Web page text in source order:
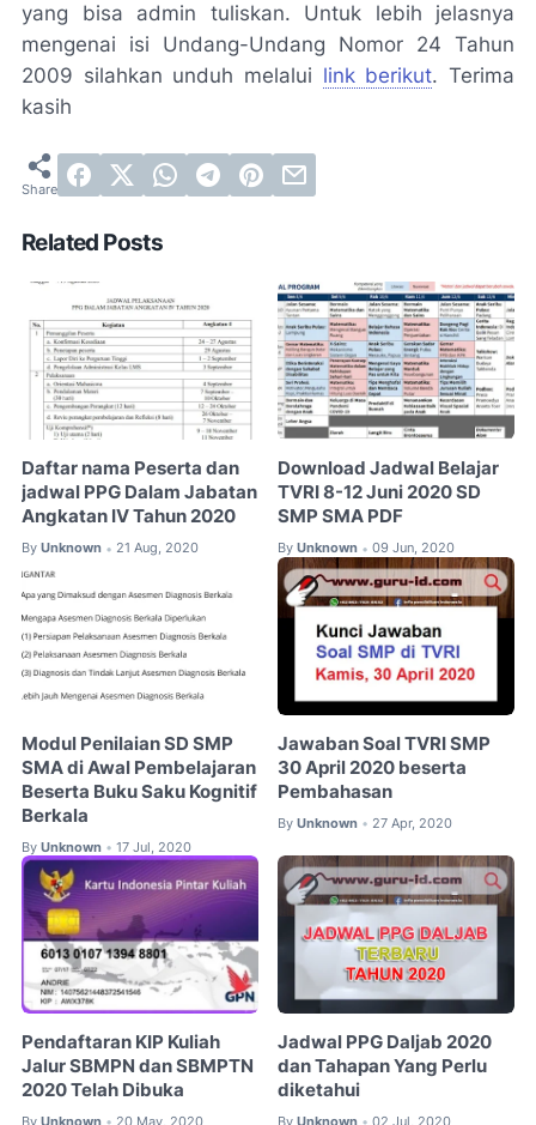
yang bisa admin tuliskan. Untuk lebih jelasnya
mengenai isi Undang-Undang Nomor 24 Tahun
2009 silahkan unduh melalui link berikut. Terima
kasih
Related Posts
Daftar nama Peserta dan
jadwal PPG Dalam Jabatan
Angkatan IV Tahun 2020
By Unknown • 21 Aug, 2020
Download Jadwal Belajar
TVRI 8-12 Juni 2020 SD
SMP SMA PDF
By Unknown • 09 Jun, 2020
Modul Penilaian SD SMP
SMA di Awal Pembelajaran
Beserta Buku Saku Kognitif
Berkala
By Unknown • 17 Jul, 2020
Jawaban Soal TVRI SMP
30 April 2020 beserta
Pembahasan
By Unknown • 27 Apr, 2020
Pendaftaran KIP Kuliah
Jalur SBMPN dan SBMPTN
2020 Telah Dibuka
By Unknown 20 May, 2020
Jadwal PPG Daljab 2020
dan Tahapan Yang Perlu
diketahui
By Unknown 02 Jul, 2020